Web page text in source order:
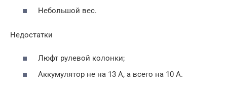
Небольшой вес.
Недостатки
Люфт рулевой колонки;
Аккумулятор не на 13 А, а всего на 10 А.